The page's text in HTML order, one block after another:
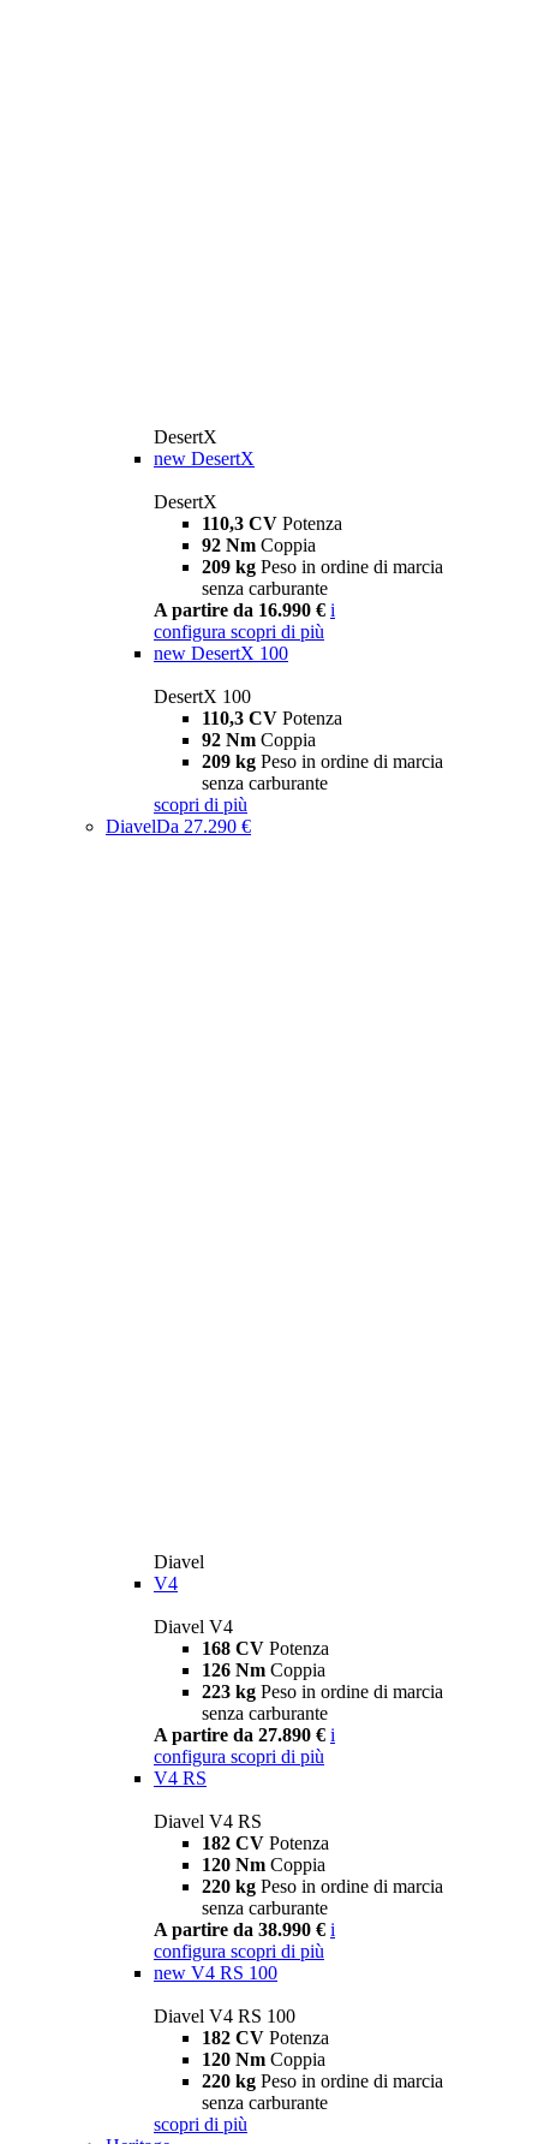
DesertX
new DesertX
DesertX
110,3 CV Potenza
92 Nm Coppia
209 kg Peso in ordine di marcia
senza carburante
A partire da 16.990 € i
configura scopri di più
new DesertX 100
DesertX 100
110,3 CV Potenza
92 Nm Coppia
209 kg Peso in ordine di marcia
senza carburante
scopri di più
DiavelDa 27.290 €
Diavel
V4
Diavel V4
168 CV Potenza
126 Nm Coppia
223 kg Peso in ordine di marcia
senza carburante
A partire da 27.890 € i
configura scopri di più
V4 RS
Diavel V4 RS
182 CV Potenza
120 Nm Coppia
220 kg Peso in ordine di marcia
senza carburante
A partire da 38.990 € i
configura scopri di più
new V4 RS 100
Diavel V4 RS 100
182 CV Potenza
120 Nm Coppia
220 kg Peso in ordine di marcia
senza carburante
scopri di più